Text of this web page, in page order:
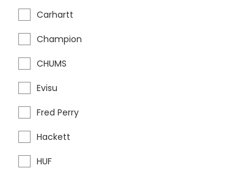
Carhartt
Champion
CHUMS
Evisu
Fred Perry
Hackett
HUF